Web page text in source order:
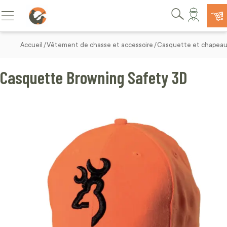
Allez au contenu
Basculer la navigation
Rechercher
Accueil Vêtement de chasse et accessoire Casquette et
Casquette Browning Safety 3D